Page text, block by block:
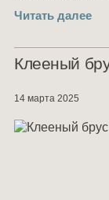
бруса и
Читать далее
Клееный
14 марта 2025